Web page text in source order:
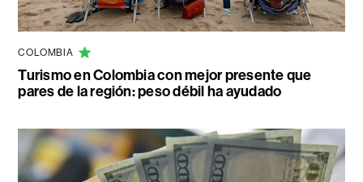
COLOMBIA
Turismo en Colombia con mejor presente que
pares de la región: peso débil ha ayudado